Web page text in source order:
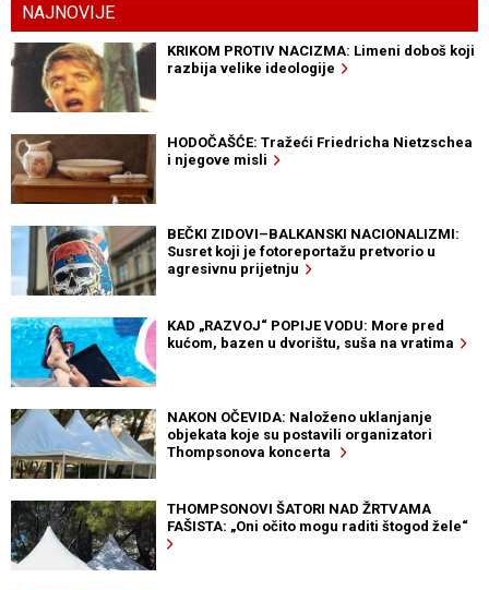
NAJNOVIJE
KRIKOM PROTIV NACIZMA: Limeni doboš koji
razbija velike ideologije
HODOČAŠĆE: Tražeći Friedricha Nietzschea
i njegove misli
BEČKI ZIDOVI–BALKANSKI NACIONALIZMI:
Susret koji je fotoreportažu pretvorio u
agresivnu prijetnju
KAD „RAZVOJ“ POPIJE VODU: More pred
kućom, bazen u dvorištu, suša na vratima
NAKON OČEVIDA: Naloženo uklanjanje
objekata koje su postavili organizatori
Thompsonova koncerta
THOMPSONOVI ŠATORI NAD ŽRTVAMA
FAŠISTA: „Oni očito mogu raditi štogod žele“